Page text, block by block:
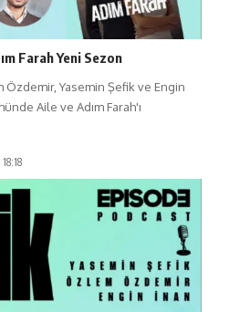
Farah Yeni Sezon
Yasemin Şefik ve Engin
Aile ve Adım Farah'ı